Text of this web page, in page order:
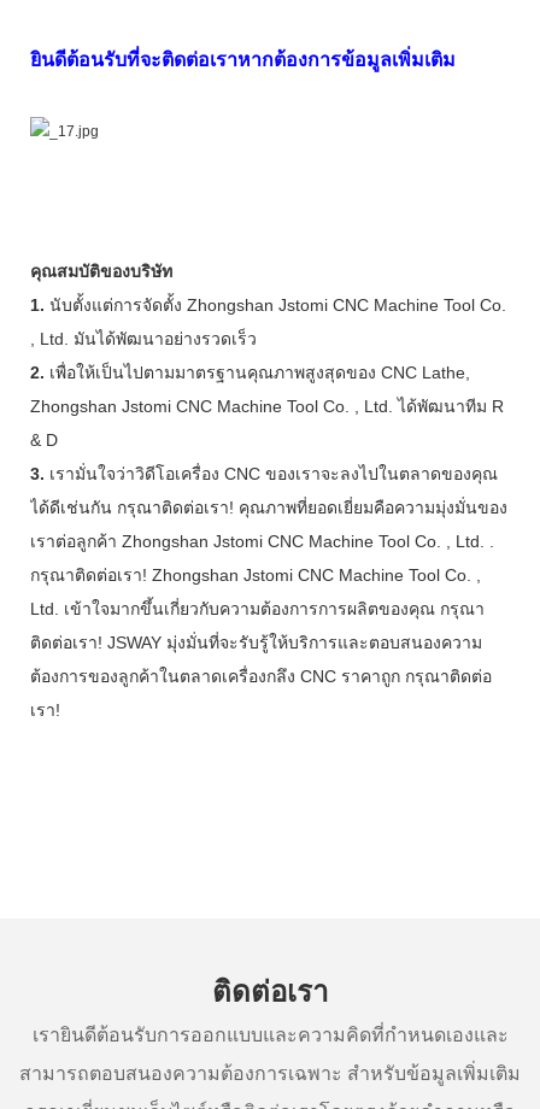
ยินดีต้อนรับที่จะติดต่อเราหากต้องการข้อมูลเพิ่มเติม
คุณสมบัติของบริษัท
1. นับตั้งแต่การจัดตั้ง Zhongshan Jstomi CNC Machine Tool Co.
, Ltd. มันได้พัฒนาอย่างรวดเร็ว
2. เพื่อให้เป็นไปตามมาตรฐานคุณภาพสูงสุดของ CNC Lathe,
Zhongshan Jstomi CNC Machine Tool Co. , Ltd. ได้พัฒนาทีม R
& D
3. เรามั่นใจว่าวิดีโอเครื่อง CNC ของเราจะลงไปในตลาดของคุณ
ได้ดีเช่นกัน กรุณาติดต่อเรา! คุณภาพที่ยอดเยี่ยมคือความมุ่งมั่นของ
เราต่อลูกค้า Zhongshan Jstomi CNC Machine Tool Co. , Ltd. .
กรุณาติดต่อเรา! Zhongshan Jstomi CNC Machine Tool Co. ,
Ltd. เข้าใจมากขึ้นเกี่ยวกับความต้องการการผลิตของคุณ กรุณา
ติดต่อเรา! JSWAY มุ่งมั่นที่จะรับรู้ให้บริการและตอบสนองความ
ต้องการของลูกค้าในตลาดเครื่องกลึง CNC ราคาถูก กรุณาติดต่อ
เรา!
ติดต่อเรา
เรายินดีต้อนรับการออกแบบและความคิดที่กำหนดเองและ
สามารถตอบสนองความต้องการเฉพาะ สำหรับข้อมูลเพิ่มเติม